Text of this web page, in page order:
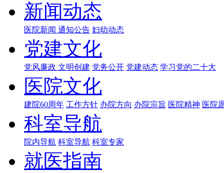
新闻动态
医院新闻 通知公告 妇幼动态
党建文化
党风廉政 文明创建 党务公开 党建动态 学习党的二十大
医院文化
建院60周年 工作方针 办院方向 办院宗旨 医院精神 医院
科室导航
院内导航 科室导航 科室专家
就医指南